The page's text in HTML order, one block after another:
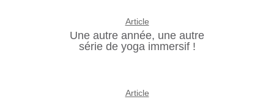
Article
Une autre année, une autre
série de yoga immersif !
Article